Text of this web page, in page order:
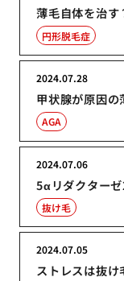
薄毛自体を治す
円形脱毛症
甲状腺が原因の
2024.07.28
AGA
5αリダクター
2024.07.06
抜け毛
ストレスは抜
2024.07.05